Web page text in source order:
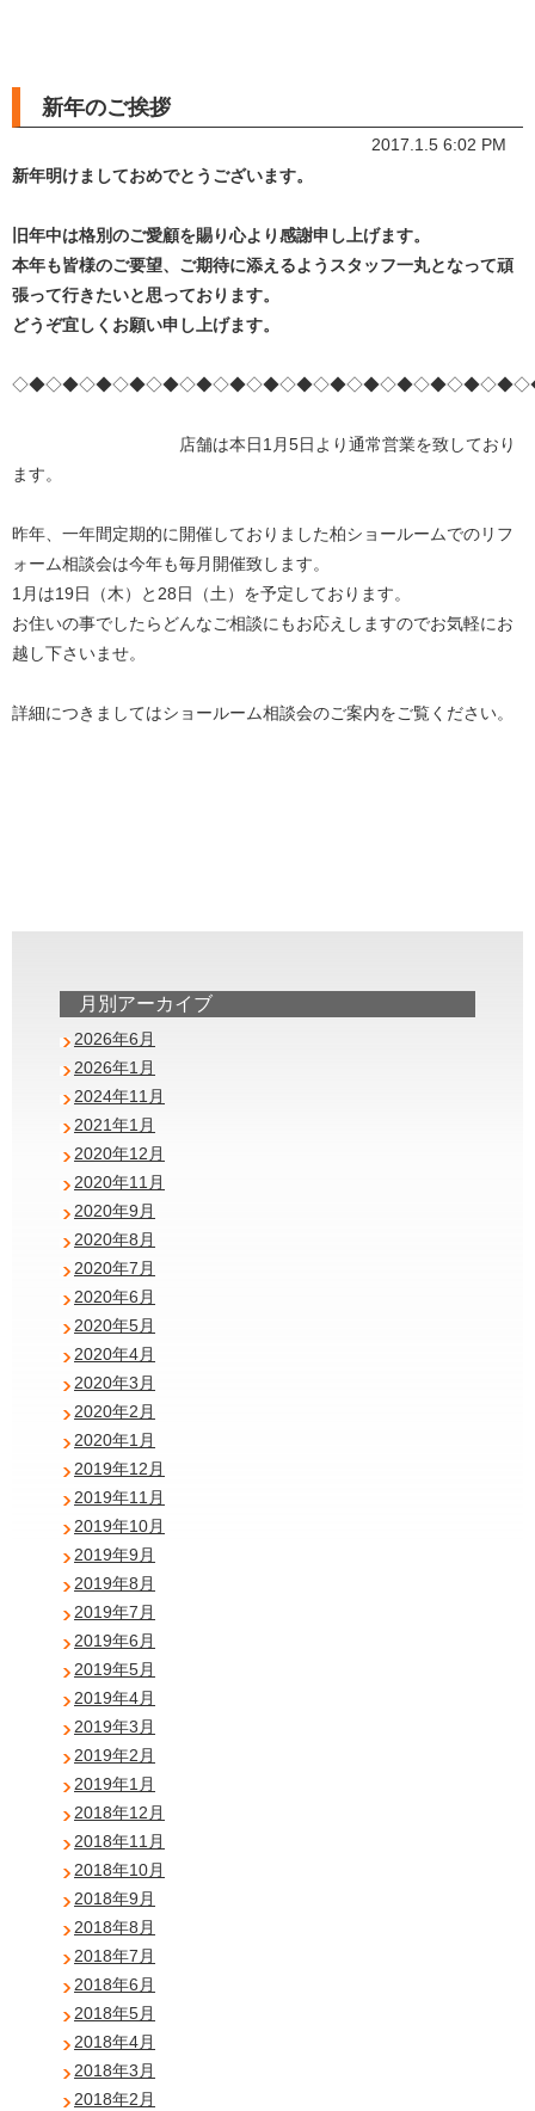
新年のご挨拶
2017.1.5 6:02 PM
新年明けましておめでとうございます。
旧年中は格別のご愛顧を賜り心より感謝申し上げます。
本年も皆様のご要望、ご期待に添えるようスタッフ一丸となって頑
張って行きたいと思っております。
どうぞ宜しくお願い申し上げます。
店舗は本日1月5日より通常営業を致しており
ます。
昨年、一年間定期的に開催しておりました柏ショールームでのリフ
ォーム相談会は今年も毎月開催致します。
1月は19日（木）と28日（土）を予定しております。
お住いの事でしたらどんなご相談にもお応えしますのでお気軽にお
越し下さいませ。
詳細につきましてはショールーム相談会のご案内をご覧ください。
月別アーカイブ
2026年6月
2026年1月
2024年11月
2021年1月
2020年12月
2020年11月
2020年9月
2020年8月
2020年7月
2020年6月
2020年5月
2020年4月
2020年3月
2020年2月
2020年1月
2019年12月
2019年11月
2019年10月
2019年9月
2019年8月
2019年7月
2019年6月
2019年5月
2019年4月
2019年3月
2019年2月
2019年1月
2018年12月
2018年11月
2018年10月
2018年9月
2018年8月
2018年7月
2018年6月
2018年5月
2018年4月
2018年3月
2018年2月